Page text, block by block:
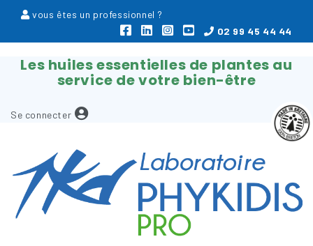
vous êtes un professionnel ?
02 99 45 44 44
Les huiles essentielles de plantes au
service de votre bien-être